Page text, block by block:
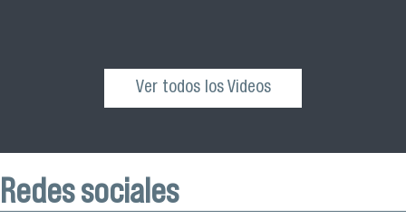
Ver todos los Videos
Redes sociales